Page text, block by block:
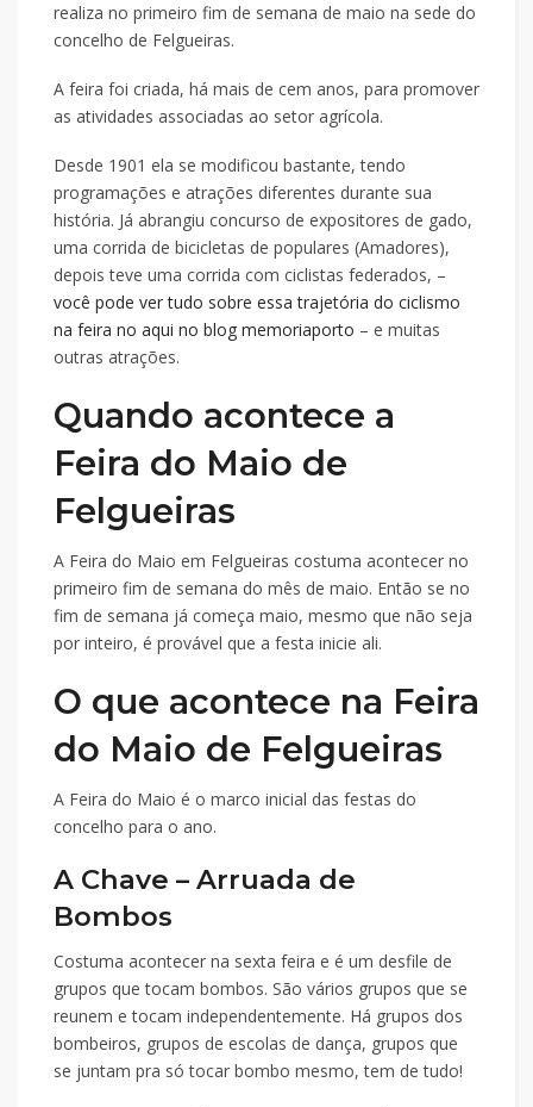
realiza no primeiro fim de semana de maio na sede do
concelho de Felgueiras.
A feira foi criada, há mais de cem anos, para promover
as atividades associadas ao setor agrícola.
Desde 1901 ela se modificou bastante, tendo
programações e atrações diferentes durante sua
história. Já abrangiu concurso de expositores de gado,
uma corrida de bicicletas de populares (Amadores),
depois teve uma corrida com ciclistas federados, –
você pode ver tudo sobre essa trajetória do ciclismo
na feira no aqui no blog memoriaporto – e muitas
outras atrações.
Quando acontece a
Feira do Maio de
Felgueiras
A Feira do Maio em Felgueiras costuma acontecer no
primeiro fim de semana do mês de maio. Então se no
fim de semana já começa maio, mesmo que não seja
por inteiro, é provável que a festa inicie ali.
O que acontece na Feira
do Maio de Felgueiras
A Feira do Maio é o marco inicial das festas do
concelho para o ano.
A Chave – Arruada de
Bombos
Costuma acontecer na sexta feira e é um desfile de
grupos que tocam bombos. São vários grupos que se
reunem e tocam independentemente. Há grupos dos
bombeiros, grupos de escolas de dança, grupos que
se juntam pra só tocar bombo mesmo, tem de tudo!